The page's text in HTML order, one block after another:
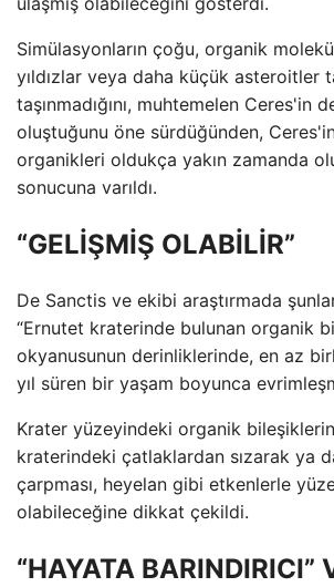
Simülasyonların çoğu, organik
yıldızlar veya daha küçük asteroitler
taşınmadığını, muhtemelen Ceres'in
oluştuğunu öne sürdüğünden,
organikleri oldukça yakın zamanda
sonucuna varıldı.
“GELİŞMİŞ OLABİLİR”
De Sanctis ve ekibi araştırmada
“Ernutet kraterinde bulunan organik
okyanusunun derinliklerinde, en az
yıl süren bir yaşam boyunca
Krater yüzeyindeki organik
kraterindeki çatlaklardan sızarak ya
çarpması, heyelan gibi etkenlerle
olabileceğine dikkat çekildi.
“HAYATA BARINDIRICI”